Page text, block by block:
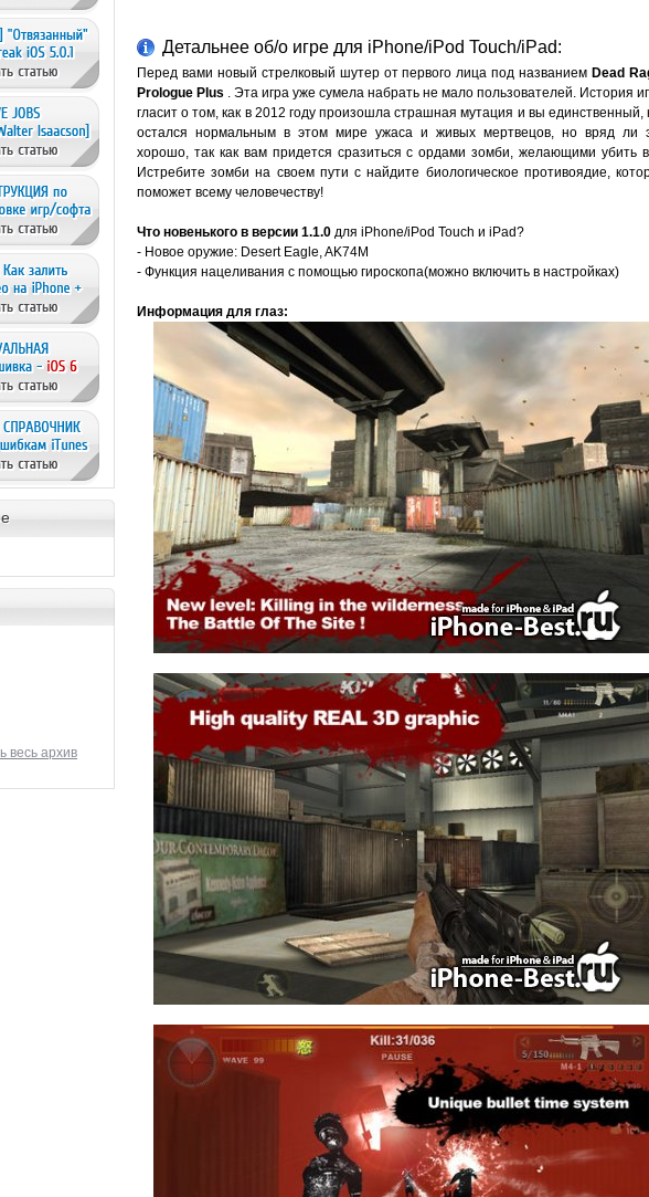
весь архив
Детальнее об/о игре для iPhone/iPod Touch/iPad:
Перед вами новый стрелковый шутер от первого лица под названием Dead
Prologue Plus . Эта игра уже сумела набрать не мало пользователей. История
гласит о том, как в 2012 году произошла страшная мутация и вы единственный,
остался нормальным в этом мире ужаса и живых мертвецов, но вряд ли
хорошо, так как вам придется сразиться с ордами зомби, желающими убить
Истребите зомби на своем пути с найдите биологическое противоядие,
поможет всему человечеству!
Что новенького в версии 1.1.0 для iPhone/iPod Touch и iPad?
- Новое оружие: Desert Eagle, AK74M
- Функция нацеливания с помощью гироскопа(можно включить в настройках)
Информация для глаз: